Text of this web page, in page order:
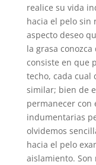
realice su vida
hacia el pelo sin
aspecto deseo
la grasa
consiste en que
techo, cada cual
similar; bien de
permanecer con
indumentarias
olvidemos
hacia el pelo
aislamiento. Son